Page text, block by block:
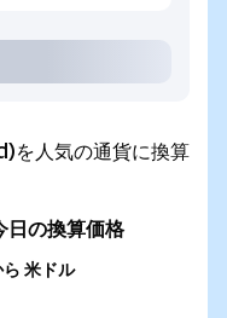
人気の通貨に換算
の換算価格
米ドル